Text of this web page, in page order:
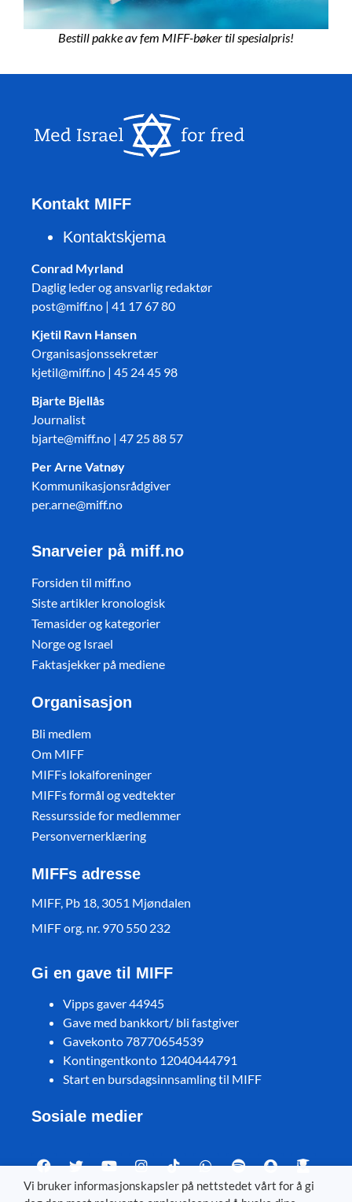
Bestill pakke av fem MIFF-bøker til spesialpris!
Kontakt MIFF
Kontaktskjema
Conrad Myrland
Daglig leder og ansvarlig redaktør
post@miff.no | 41 17 67 80
Kjetil Ravn Hansen
Organisasjonssekretær
kjetil@miff.no | 45 24 45 98
Bjarte Bjellås
Journalist
bjarte@miff.no | 47 25 88 57
Per Arne Vatnøy
Kommunikasjonsrådgiver
per.arne@miff.no
Snarveier på miff.no
Forsiden til miff.no
Siste artikler kronologisk
Temasider og kategorier
Norge og Israel
Faktasjekker på mediene
Organisasjon
Bli medlem
Om MIFF
MIFFs lokalforeninger
MIFFs formål og vedtekter
Ressursside for medlemmer
Personvernerklæring
MIFFs adresse
MIFF, Pb 18, 3051 Mjøndalen
MIFF org. nr. 970 550 232
Gi en gave til MIFF
Vipps gaver 44945
Gave med bankkort/ bli fastgiver
Gavekonto 78770654539
Kontingentkonto 12040444791
Start en bursdagsinnsamling til MIFF
Sosiale medier
Vi bruker informasjonskapsler på nettstedet vårt for å gi